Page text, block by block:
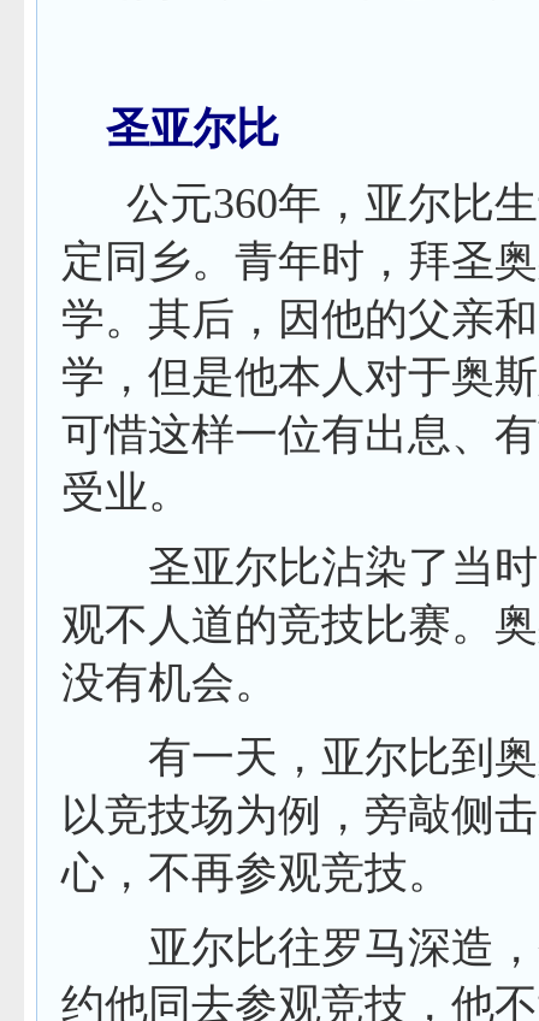
圣亚尔比
公元360年，亚尔比
定同乡。青年时，拜圣
学。其后，因他的父亲
学，但是他本人对于奥
可惜这样一位有出息、
受业。
圣亚尔比沾染了当时
观不人道的竞技比赛。
没有机会。
有一天，亚尔比到奥
以竞技场为例，旁敲侧
心，不再参观竞技。
亚尔比往罗马深造，
约他同去参观竞技，他